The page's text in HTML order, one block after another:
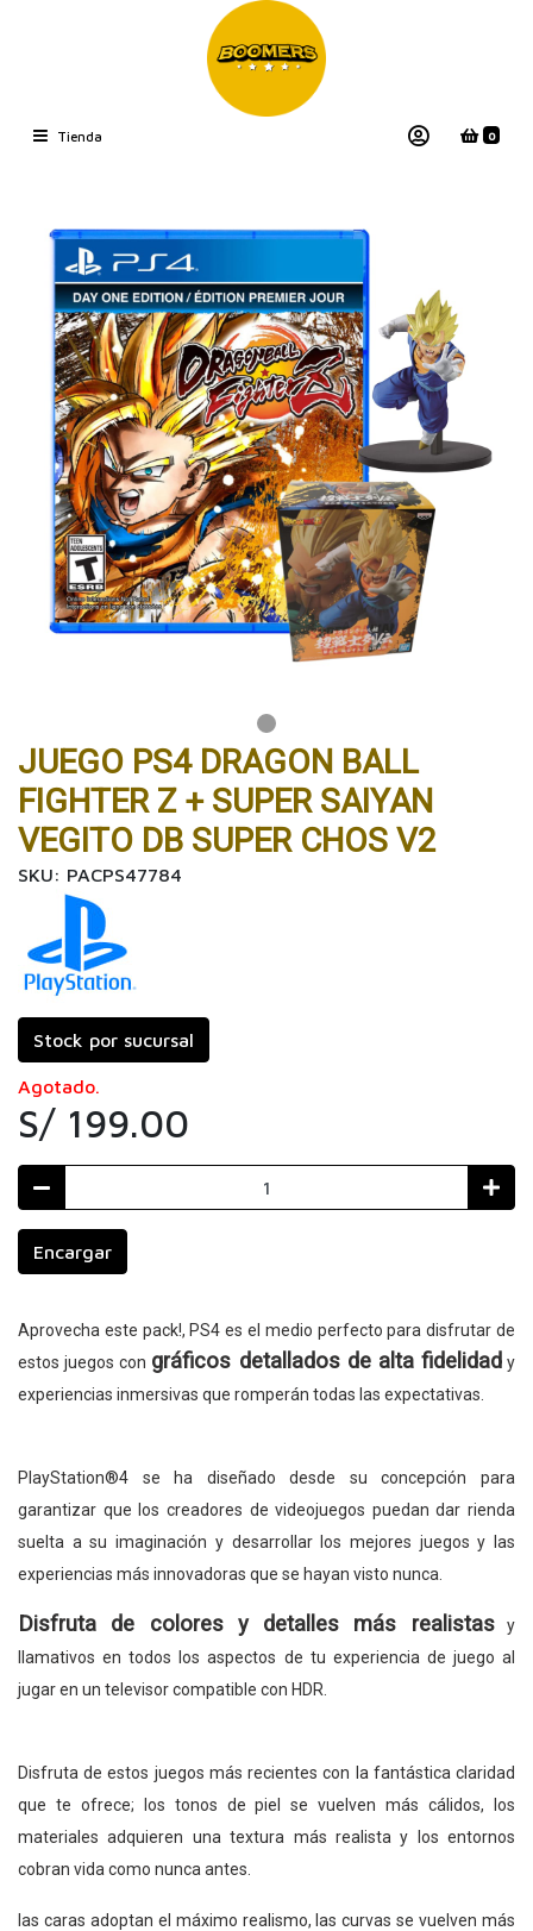
Tienda 0
JUEGO PS4 DRAGON BALL
FIGHTER Z + SUPER SAIYAN
VEGITO DB SUPER CHOS V2
SKU: PACPS47784
Stock por sucursal
Agotado.
S/ 199.00
Encargar
Aprovecha este pack!, PS4 es el medio perfecto para disfrutar de
estos juegos con gráficos detallados de alta fidelidady
experiencias inmersivas que romperán todas las expectativas.
PlayStation®4 se ha diseñado desde su concepción para
garantizar que los creadores de videojuegos puedan dar rienda
suelta a su imaginación y desarrollar los mejores juegos y las
experiencias más innovadoras que se hayan visto nunca.
Disfruta de colores y detalles más realistasy
llamativos en todos los aspectos de tu experiencia de juego al
jugar en un televisor compatible con HDR.
Disfruta de estos juegos más recientes con la fantástica claridad
que te ofrece; los tonos de piel se vuelven más cálidos, los
materiales adquieren una textura más realista y los entornos
cobran vida como nunca antes.
las caras adoptan el máximo realismo, las curvas se vuelven más